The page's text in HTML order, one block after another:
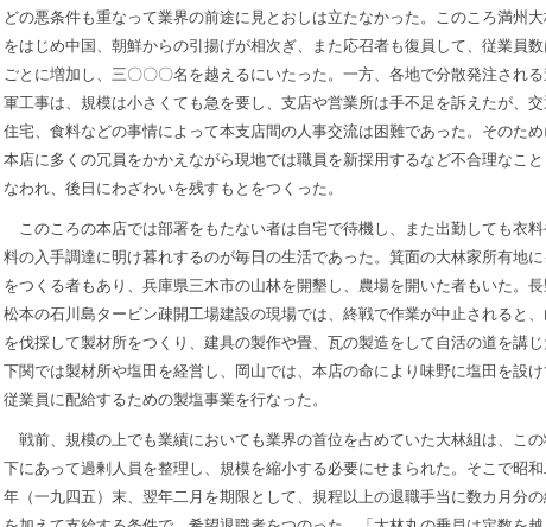
どの悪条件も重なって業界の前途に見とおしは立たなかった。このころ満州大
をはじめ中国、朝鮮からの引揚げが相次ぎ、また応召者も復員して、従業員数
ごとに増加し、三〇〇〇名を越えるにいたった。一方、各地で分散発注される
軍工事は、規模は小さくても急を要し、支店や営業所は手不足を訴えたが、交
住宅、食料などの事情によって本支店間の人事交流は困難であった。そのため
本店に多くの冗員をかかえながら現地では職員を新採用するなど不合理なこ
なわれ、後日にわざわいを残すもとをつくった。
このころの本店では部署をもたない者は自宅で待機し、また出勤しても衣料
料の入手調達に明け暮れするのが毎日の生活であった。箕面の大林家所有地に
をつくる者もあり、兵庫県三木市の山林を開墾し、農場を開いた者もいた。
松本の石川島タービン疎開工場建設の現場では、終戦で作業が中止されると
を伐採して製材所をつくり、建具の製作や畳、瓦の製造をして自活の道を講じ
下関では製材所や塩田を経営し、岡山では、本店の命により味野に塩田を設け
従業員に配給するための製塩事業を行なった。
戦前、規模の上でも業績においても業界の首位を占めていた大林組は、こ
下にあって過剰人員を整理し、規模を縮小する必要にせまられた。そこで昭
年（一九四五）末、翌年二月を期限として、規程以上の退職手当に数カ月分